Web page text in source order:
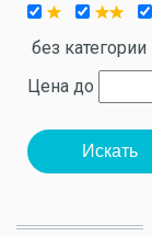
без категории
Цена до
Искать